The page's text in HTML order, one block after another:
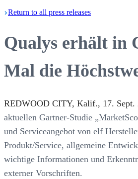
Return to all press releases
Qualys erhält in
Mal die
REDWOOD CITY, Kalif., 17. Sept.
aktuellen Gartner-Studie
und Serviceangebot von elf
Produkt/Service, allgemeine
wichtige Informationen und
externer Vorschriften.